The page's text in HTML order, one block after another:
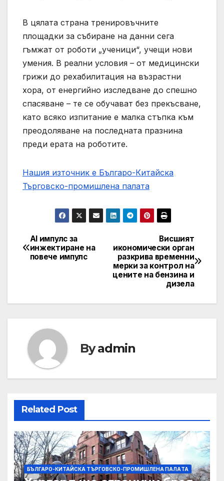
В цялата страна тренировъчните
площадки за събиране на данни сега
гъмжат от роботи „ученици“, учещи нови
умения. В реални условия – от медицински
грижи до рехабилитация на възрастни
хора, от енергийно изследване до спешно
спасяване – те се обучават без прекъсване,
като всяко изпитание е малка стъпка към
преодоляване на последната празнина
преди ерата на роботите.
Нашия източник е Българо-Китайска
Търговско-промишлена палaта
Post
navigation
Висшият
икономически орган
разкрива временни
мерки за контрол на
цените на бензина и
дизела
AI импулс за
инжектиране на
повече импулс
Byadmin
Related Post
БЪЛГАРО-КИТАЙСКА ТЪРГОВСКО-ПРОМИШЛЕНА ПАЛAТА